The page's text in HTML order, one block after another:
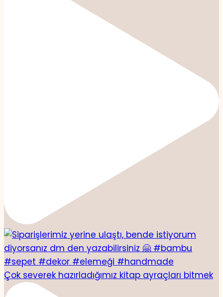
Çok severek hazırladığımız kitap ayraçları bitmek